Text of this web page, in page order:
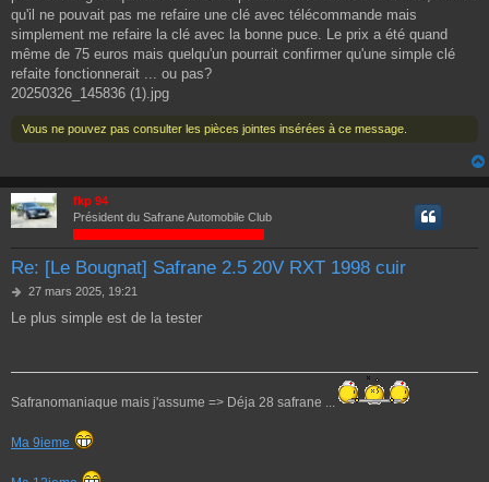
a
g
e
qu'il ne pouvait pas me refaire une clé avec télécommande mais
simplement me refaire la clé avec la bonne puce. Le prix a été quand
même de 75 euros mais quelqu'un pourrait confirmer qu'une simple clé
refaite fonctionnerait ... ou pas?
20250326_145836 (1).jpg
Vous ne pouvez pas consulter les pièces jointes insérées à ce message.
fkp 94
Président du Safrane Automobile Club
Re: [Le Bougnat] Safrane 2.5 20V RXT 1998 cuir
M
s
g
27 mars 2025, 19:21
Le plus simple est de la tester
Safranomaniaque mais j'assume => Déja 28 safrane ...
Ma 9ieme